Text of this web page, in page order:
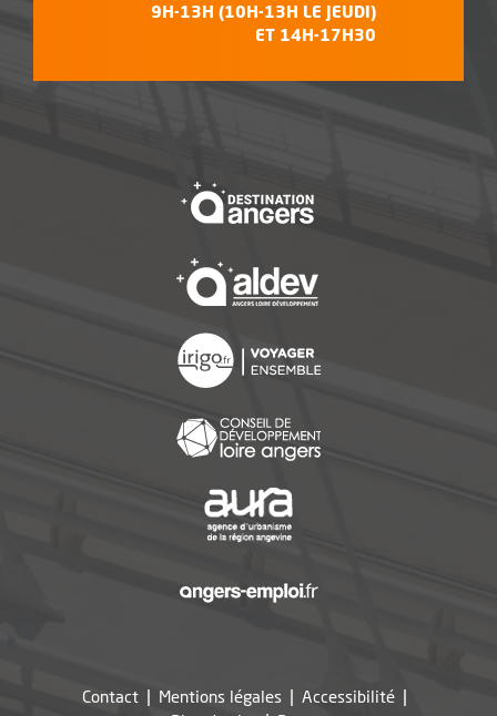
9H-13H (10H-13H LE JEUDI)
ET 14H-17H30
Contact Mentions légales
Accessibilité